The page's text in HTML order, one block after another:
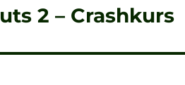
2 – Crashkurs